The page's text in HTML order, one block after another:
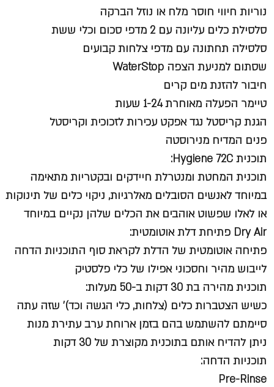
נוריות חיווי חוסר מלח או נוזל הברקה
סלסילת כלים עליונה עם 2 מדפי סכום וכלי ששת
סלסילה תחתונה עם מדפי צלחות קבועים
שסתום למניעת הצפה WaterStop
חיבור להזנת מים קרים
טיימר הפעלה מאוחרת 1-24 שעות
הגנת קריסטל נגד אפקט עכירות לזכוכית וקריסטל
פנים המדיח מנירוסטה
תוכנית Hygiene 72C:
תוכנית המחטת ומנטרלת חיידקים ובקטריות מתאימה
במיוחד לאנשים הסובלים מאלרגיות, ניקוי כלים של תינוקות
או לאלו שפשוט אוהבים את הכלים שלהן נקיים במיוחד
Dry Air פתיחת דלת אוטומטית:
פתיחה אוטומטית של הדלת לקראת סוף התוכניות הדחה
לייבוש מהיר וחסכוני אפילו של כלי פלסטיק
תוכנית מהירה בת 30 דקות ב-50 מעלות:
כשיש הצטברות כלים (צלחות, כלי הגשה וכד)' שזה עתה
סיימתם להשתמש בהם בזמן ארוחת ערב עתירת מנות
ניתן להדיח אותם בתוכנית מקוצרת של 30 דקות
תוכניות הדחה:
Pre-Rinse